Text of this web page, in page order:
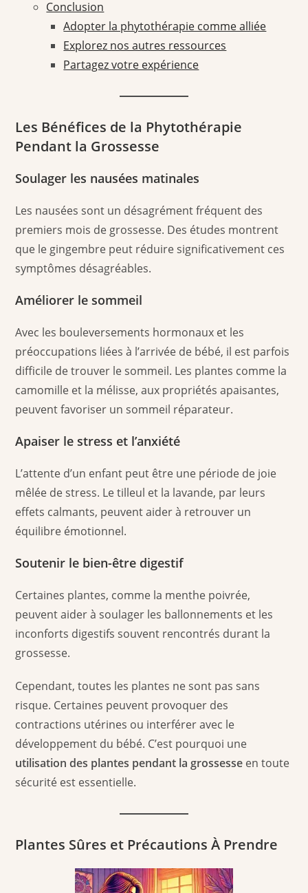
Conclusion
Adopter la phytothérapie comme alliée
Explorez nos autres ressources
Partagez votre expérience
Les Bénéfices de la Phytothérapie
Pendant la Grossesse
Soulager les nausées matinales
Les nausées sont un désagrément fréquent des
premiers mois de grossesse. Des études montrent
que le gingembre peut réduire significativement ces
symptômes désagréables.
Améliorer le sommeil
Avec les bouleversements hormonaux et les
préoccupations liées à l’arrivée de bébé, il est parfois
difficile de trouver le sommeil. Les plantes comme la
camomille et la mélisse, aux propriétés apaisantes,
peuvent favoriser un sommeil réparateur.
Apaiser le stress et l’anxiété
L’attente d’un enfant peut être une période de joie
mêlée de stress. Le tilleul et la lavande, par leurs
effets calmants, peuvent aider à retrouver un
équilibre émotionnel.
Soutenir le bien-être digestif
Certaines plantes, comme la menthe poivrée,
peuvent aider à soulager les ballonnements et les
inconforts digestifs souvent rencontrés durant la
grossesse.
Cependant, toutes les plantes ne sont pas sans
risque. Certaines peuvent provoquer des
contractions utérines ou interférer avec le
développement du bébé. C’est pourquoi une
utilisation des plantes pendant la grossesse en toute
sécurité est essentielle.
Plantes Sûres et Précautions À Prendre